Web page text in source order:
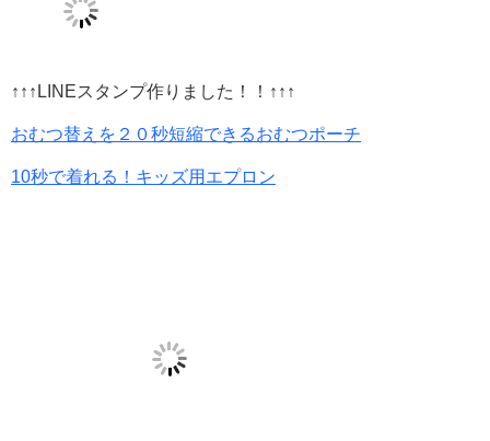
↑↑↑LINEスタンプ作りました！！↑↑↑
おむつ替えを２０秒短縮できるおむつポーチ
10秒で着れる！キッズ用エプロン